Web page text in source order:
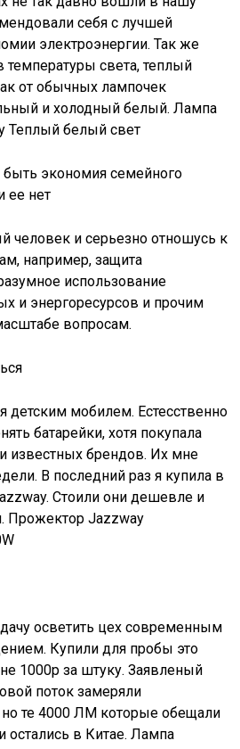
себя с лучшей
электроэнергии. Так же
температуры света, теплый
от обычных лампочек
и холодный белый. Лампа
Теплый белый свет
экономия семейного
ее нет
человек и серьезно отношусь к
например, защита
использование
и энергоресурсов и прочим
вопросам.
детским мобилем. Естесственно
батарейки, хотя покупала
известных брендов. Их мне
В последний раз я купила в
Стоили они дешевле и
Прожектор Jazzway
осветить цех современным
Купили для пробы это
1000р за штуку. Заявленый
поток замеряли
но те 4000 ЛМ которые обещали
остались в Китае. Лампа